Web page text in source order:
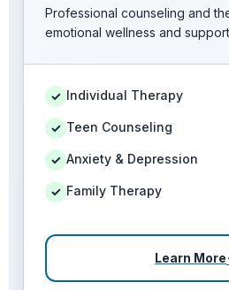
Professional counseling and
emotional wellness and
✓ Individual Therapy
✓ Teen Counseling
✓ Anxiety & Depression
✓ Family Therapy
Learn More